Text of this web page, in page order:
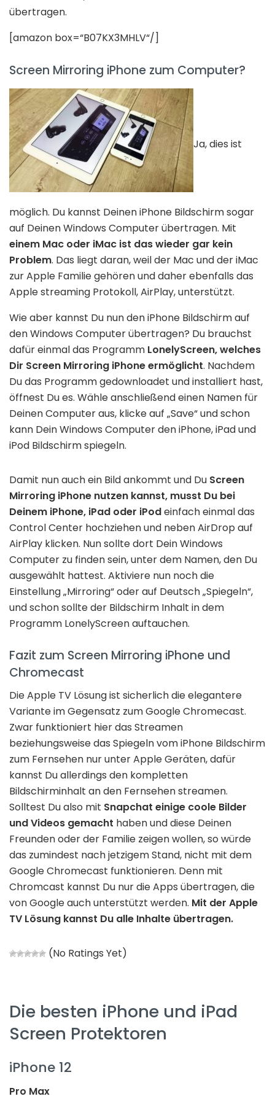
übertragen.
[amazon box=“B07KX3MHLV“/]
Screen Mirroring iPhone zum Computer?
Ja, dies ist
möglich. Du kannst Deinen iPhone Bildschirm sogar
auf Deinen Windows Computer übertragen. Mit
einem Mac oder iMac ist das wieder gar kein
Problem. Das liegt daran, weil der Mac und der iMac
zur Apple Familie gehören und daher ebenfalls das
Apple streaming Protokoll, AirPlay, unterstützt.
Wie aber kannst Du nun den iPhone Bildschirm auf
den Windows Computer übertragen? Du brauchst
dafür einmal das Programm LonelyScreen, welches
Dir Screen Mirroring iPhone ermöglicht. Nachdem
Du das Programm gedownloadet und installiert hast,
öffnest Du es. Wähle anschließend einen Namen für
Deinen Computer aus, klicke auf „Save“ und schon
kann Dein Windows Computer den iPhone, iPad und
iPod Bildschirm spiegeln.
Damit nun auch ein Bild ankommt und Du Screen
Mirroring iPhone nutzen kannst, musst Du bei
Deinem iPhone, iPad oder iPodeinfach einmal das
Control Center hochziehen und neben AirDrop auf
AirPlay klicken. Nun sollte dort Dein Windows
Computer zu finden sein, unter dem Namen, den Du
ausgewählt hattest. Aktiviere nun noch die
Einstellung „Mirroring“ oder auf Deutsch „Spiegeln“,
und schon sollte der Bildschirm Inhalt in dem
Programm LonelyScreen auftauchen.
Fazit zum Screen Mirroring iPhone und
Chromecast
Die Apple TV Lösung ist sicherlich die elegantere
Variante im Gegensatz zum Google Chromecast.
Zwar funktioniert hier das Streamen
beziehungsweise das Spiegeln vom iPhone Bildschirm
zum Fernsehen nur unter Apple Geräten, dafür
kannst Du allerdings den kompletten
Bildschirminhalt an den Fernsehen streamen.
Solltest Du also mit Snapchat einige coole Bilder
und Videos gemacht haben und diese Deinen
Freunden oder der Familie zeigen wollen, so würde
das zumindest nach jetzigem Stand, nicht mit dem
Google Chromecast funktionieren. Denn mit
Chromcast kannst Du nur die Apps übertragen, die
von Google auch unterstützt werden. Mit der Apple
TV Lösung kannst Du alle Inhalte übertragen.
(No Ratings Yet)
Die besten iPhone und iPad
Screen Protektoren
iPhone 12
Pro Max